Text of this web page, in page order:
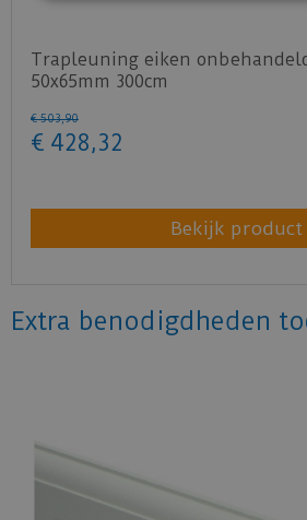
Trapleuning eiken
50x65mm 300cm
€ 503,90
€ 428,32
Bekijk product
Extra benodigdheden